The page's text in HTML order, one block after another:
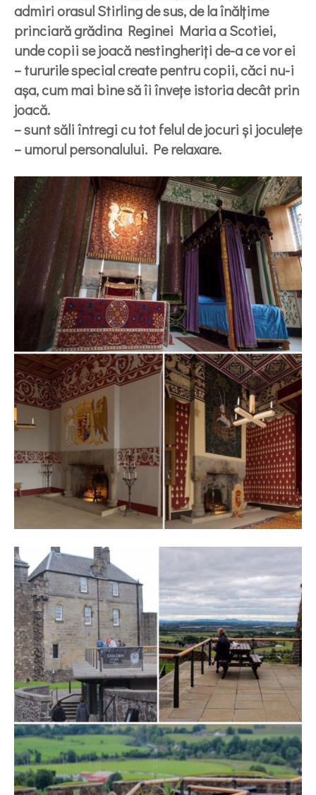
admiri orasul Stirling de sus, de la înălțime
princiară grădina Reginei Maria a Scotiei,
unde copii se joacă nestingheriți de-a ce vor ei
– tururile special create pentru copii, căci nu-i
așa, cum mai bine să îi învețe istoria decât prin
joacă.
– sunt săli întregi cu tot felul de jocuri și joculețe
– umorul personalului. Pe relaxare.